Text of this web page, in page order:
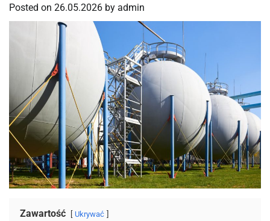
Posted on 26.05.2026 by admin
Zawartość Ukrywać